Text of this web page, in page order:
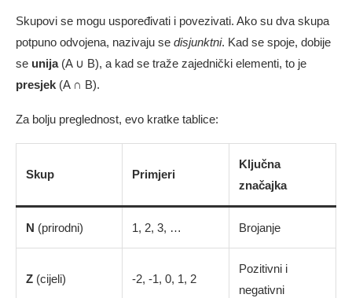
Skupovi se mogu uspoređivati i povezivati. Ako su dva skupa
potpuno odvojena, nazivaju se disjunktni. Kad se spoje, dobije
se unija(A ∪ B), a kad se traže zajednički elementi, to je
presjek (A ∩ B).
Za bolju preglednost, evo kratke tablice:
Skup Primjeri
Ključna
značajka
N (prirodni) 1, 2, 3, … Brojanje
Z (cijeli) -2, -1, 0, 1, 2
Pozitivni i
negativni